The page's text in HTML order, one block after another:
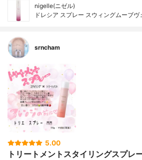
nigelle(ニゼル)
ドレシア スプレー スウィングムーブヴ
srncham
5.00
トリートメントスタイリングスプレ